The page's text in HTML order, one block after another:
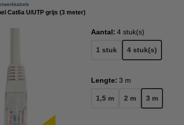
Cat6a U/UTP grijs (3 meter)
Aantal: 4 stuk(s)
1 stuk 4 stuk(s)
Lengte: 3 m
1,5 m 2 m 3 m